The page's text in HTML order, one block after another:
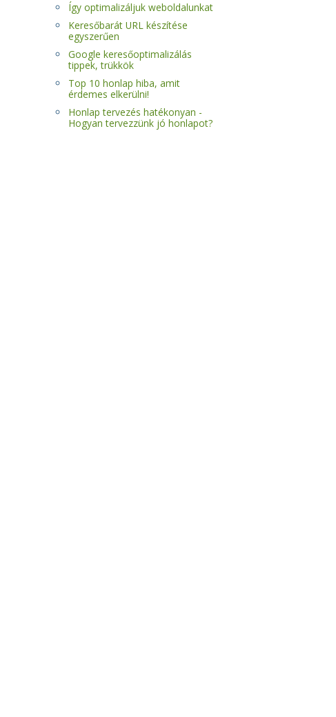
Így optimalizáljuk weboldalunkat
Keresőbarát URL készítése
egyszerűen
Google keresőoptimalizálás
tippek, trükkök
Top 10 honlap hiba, amit
érdemes elkerülni!
Honlap tervezés hatékonyan -
Hogyan tervezzünk jó honlapot?